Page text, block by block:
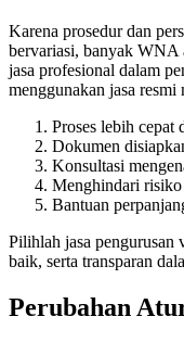
Karena prosedur dan
bervariasi, banyak WNA
jasa profesional dalam
menggunakan jasa resmi
Proses lebih cepat
Dokumen
Konsultasi
Menghindari
Bantuan
Pilihlah jasa pengurusan
baik, serta transparan
Perubahan